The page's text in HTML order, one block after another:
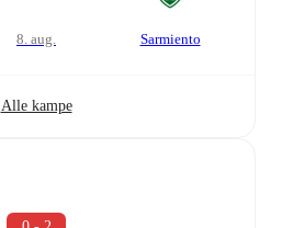
8. aug. Sarmiento
Alle kampe